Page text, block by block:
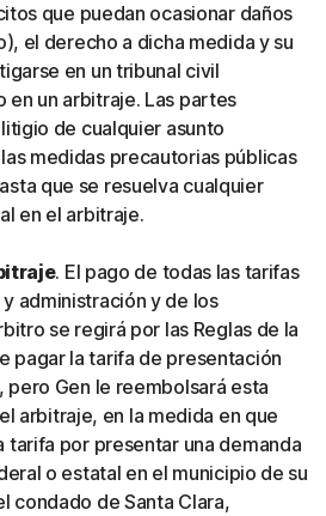
que puedan ocasionar daños
el derecho a dicha medida y su
en un tribunal civil
en un arbitraje. Las partes
de cualquier asunto
medidas precautorias públicas
que se resuelva cualquier
en el arbitraje.
. El pago de todas las tarifas
administración y de los
se regirá por las Reglas de la
pagar la tarifa de presentación
pero Gen le reembolsará esta
arbitraje, en la medida en que
tarifa por presentar una demanda
o estatal en el municipio de su
condado de Santa Clara,